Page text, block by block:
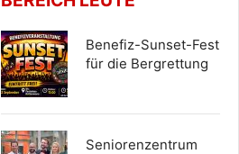
Benefiz-Sunset-Fest
für die Bergrettung
Seniorenzentrum